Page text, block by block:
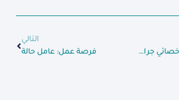
فرصة عمل: طبيب أخصائي جراحة عامة
التالي
فرصة عمل: عامل حالة